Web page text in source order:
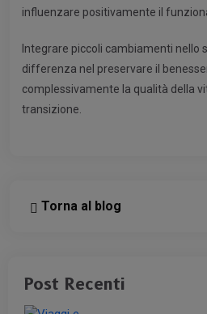
influenzare positivamente il
Integrare piccoli cambiamenti nello
differenza nel preservare il
complessivamente la qualità della
transizione.
Torna al blog
Post Recenti